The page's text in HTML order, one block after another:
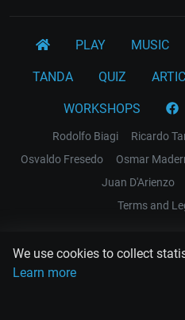
We use cookies to collect
Learn more
PLAY MUSIC
TANDA QUIZ
WORKSHOPS
Rodolfo Biagi Ricardo
Osvaldo Fresedo
Osmar
Juan D'Arienzo
Terms and
EL